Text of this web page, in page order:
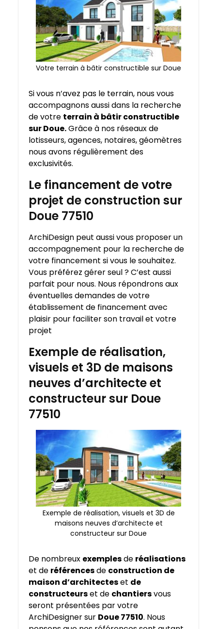
Votre terrain à bâtir constructible sur Doue
Si vous n’avez pas le terrain, nous vous
accompagnons aussi dans la recherche
de votre terrain à bâtir constructible
sur Doue.Grâce à nos réseaux de
lotisseurs, agences, notaires, géomètres
nous avons régulièrement des
exclusivités.
Le financement de votre
projet de construction sur
Doue 77510
ArchiDesign peut aussi vous proposer un
accompagnement pour la recherche de
votre financement si vous le souhaitez.
Vous préférez gérer seul ? C’est aussi
parfait pour nous. Nous répondrons aux
éventuelles demandes de votre
établissement de financement avec
plaisir pour faciliter son travail et votre
projet
Exemple de réalisation,
visuels et 3D de maisons
neuves d’architecte et
constructeur sur Doue
77510
Exemple de réalisation, visuels et 3D de
maisons neuves d’architecte et
constructeur sur Doue
De nombreux exemplesde réalisations
et de référencesde construction de
maison d’architecteset de
constructeurset de chantiersvous
seront présentées par votre
ArchiDesigner sur Doue 77510. Nous